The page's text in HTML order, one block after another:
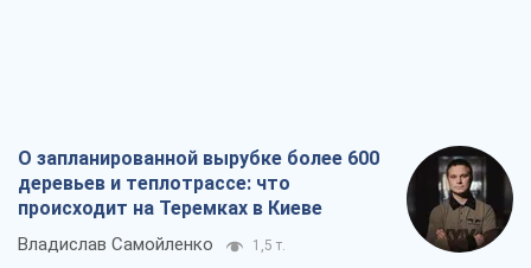
О запланированной вырубке более 600
деревьев и теплотрассе: что
происходит на Теремках в Киеве
Владислав Самойленко 1,5 т.